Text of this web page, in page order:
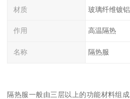
材质 玻璃纤维镀
作用 高温隔热
名称 隔热服
隔热服一般由三层以上的功能材料组